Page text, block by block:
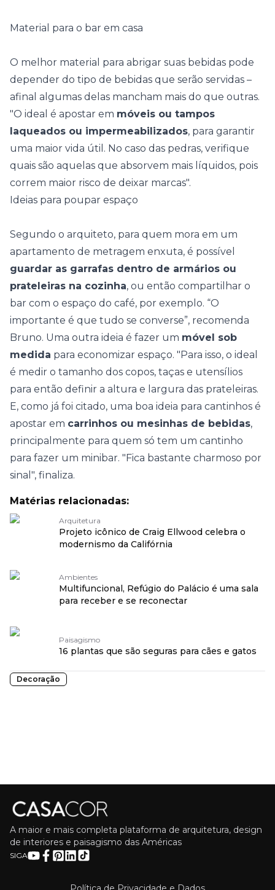
Material para o bar em casa
O melhor material para abrigar suas bebidas pode
depender do tipo de bebidas que serão servidas –
afinal algumas delas mancham mais do que outras.
"O ideal é apostar em móveis ou tampos
laqueados ou impermeabilizados, para garantir
uma maior vida útil. No caso das pedras, verifique
quais são aquelas que absorvem mais líquidos, pois
correm maior risco de deixar marcas".
Ideias para poupar espaço
Segundo o arquiteto, para quem mora em um
apartamento de metragem enxuta, é possível
guardar as garrafas dentro de armários ou
prateleiras na cozinha, ou então compartilhar o
bar com o espaço do café, por exemplo. “O
importante é que tudo se converse”, recomenda
Bruno. Uma outra ideia é fazer um móvel sob
medida para economizar espaço. "Para isso, o ideal
é medir o tamanho dos copos, taças e utensílios
para então definir a altura e largura das prateleiras.
E, como já foi citado, uma boa ideia para cantinhos é
apostar em carrinhos ou mesinhas de bebidas,
principalmente para quem só tem um cantinho
para fazer um minibar. "Fica bastante charmoso por
sinal", finaliza.
Matérias relacionadas:
Arquitetura
Projeto icônico de Craig Ellwood celebra o
modernismo da Califórnia
Ambientes
Multifuncional, Refúgio do Palácio é uma sala
para receber e se reconectar
Paisagismo
16 plantas que são seguras para cães e gatos
Decoração
A maior e mais completa plataforma de arquitetura, design
de interiores e paisagismo das Américas
SIGA